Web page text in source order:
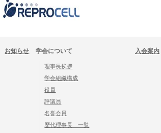
お知らせ 学会について
理事長挨拶
学会組織構成
役員
評議員
名誉会員
歴代理事長 一覧
入会案内